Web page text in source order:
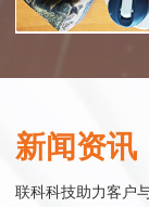
验，同时结合大量
立完善的网络医疗
温州医科大学附属
建设开发、微信小
平台开发到网络营
需求，进行持续的
“迎客精灵小程序商
下最热门的互动应
在线互动，即时推
务普惠化为主要内
与现实世界，实现
集约化、高效化、
新闻资讯
联科科技助力客户